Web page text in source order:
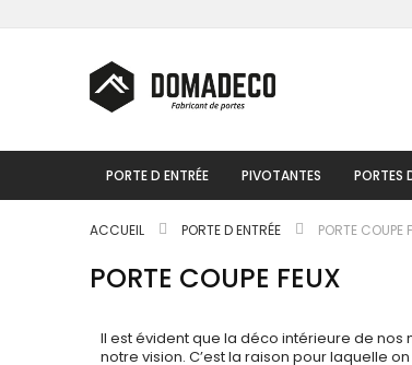
to
PORTE D ENTRÉE PIVOTANTES PORTES
ACCUEIL PORTE D ENTRÉE PORTE COUPE
PORTE COUPE FEUX
Il est évident que la déco intérieure de
notre vision. C’est la raison pour laquelle